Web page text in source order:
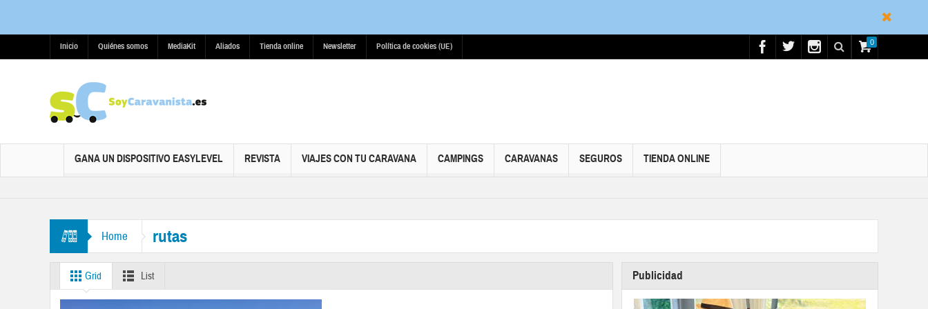
Inicio Quiénes somos MediaKit Aliados Tienda online Newsletter Política de cookies (UE) 0
GANA UN DISPOSITIVO EASYLEVEL REVISTA VIAJES CON TU CARAVANA CAMPINGS CARAVANAS SEGUROS TIENDA ONLINE
Home rutas
Grid List Publicidad